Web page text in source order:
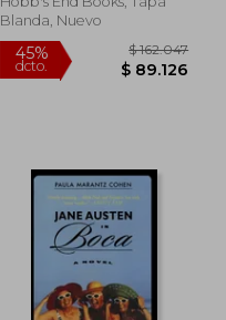
45%
dcto.
Blanda, Nuevo